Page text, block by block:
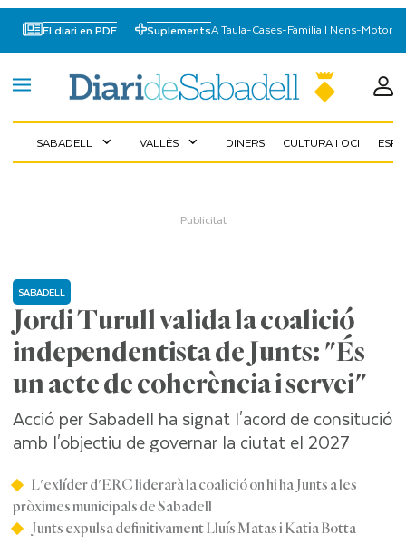
El diari en PDF SuplementsA Taula-Cases-Familia I Nens-Motor
SABADELL expand_more VALLÈS expand_more DINERS CULTURA I OCI
Jordi Turull valida la coalició
independentista de Junts: "És
un acte de coherència i servei"
SABADELL
Acció per Sabadell ha signat l'acord de consitució
amb l'objectiu de governar la ciutat el 2027
L'exlíder d'ERC liderarà la coalició on hi ha Junts a les
pròximes municipals de Sabadell
Junts expulsa definitivament Lluís Matas i Katia Botta